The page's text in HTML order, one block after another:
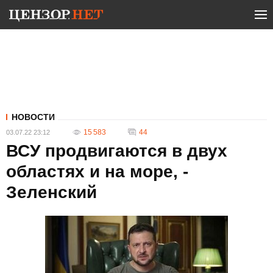
НОВОСТИ
03.07.22 23:12 15 583 44
ВСУ продвигаются в двух
областях и на море, -
Зеленский